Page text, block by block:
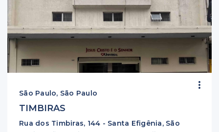
São Paulo, São Paulo
TIMBIRAS
Rua dos Timbiras, 144 - Santa Efigênia, São